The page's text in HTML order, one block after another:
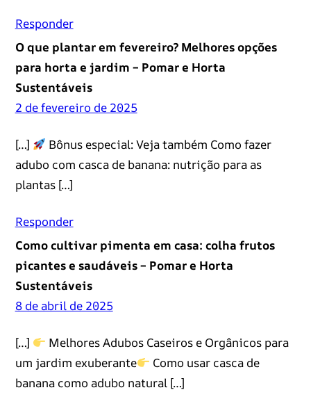
Responder
O que plantar em fevereiro? Melhores opções
para horta e jardim – Pomar e Horta
Sustentáveis
2 de fevereiro de 2025
[…]
Bônus especial: Veja também Como fazer
adubo com casca de banana: nutrição para as
plantas […]
Responder
Como cultivar pimenta em casa: colha frutos
picantes e saudáveis – Pomar e Horta
Sustentáveis
8 de abril de 2025
[…]
Melhores Adubos Caseiros e Orgânicos para
um jardim exuberante
Como usar casca de
banana como adubo natural […]